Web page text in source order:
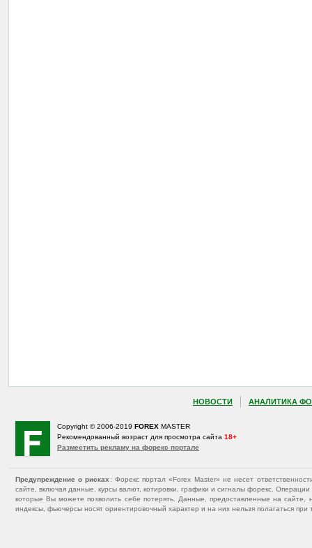
НОВОСТИ АНАЛИТИКА
Copyright © 2006-2019 FOREX MASTER
Рекомендованный возраст для просмотра сайта 18+
Разместить рекламу на форекс портале
Предупреждение о рисках : Форекс портал «Forex Master» не несет
сайте, включая данные, курсы валют, котировки, графики и сигналы форекс.
которые Вы можете позволить себе потерять. Данные, предоставленные на
индексы, фьючерсы носят ориентировочный характер и на них нельзя полагаться при